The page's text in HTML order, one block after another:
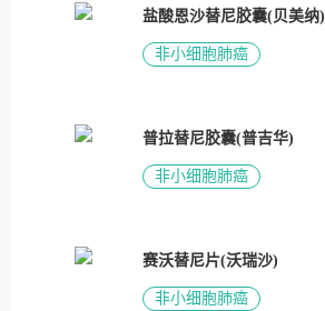
盐酸恩沙替尼胶囊(贝美纳)
非小细胞肺癌
普拉替尼胶囊(普吉华)
非小细胞肺癌
赛沃替尼片(沃瑞沙)
非小细胞肺癌